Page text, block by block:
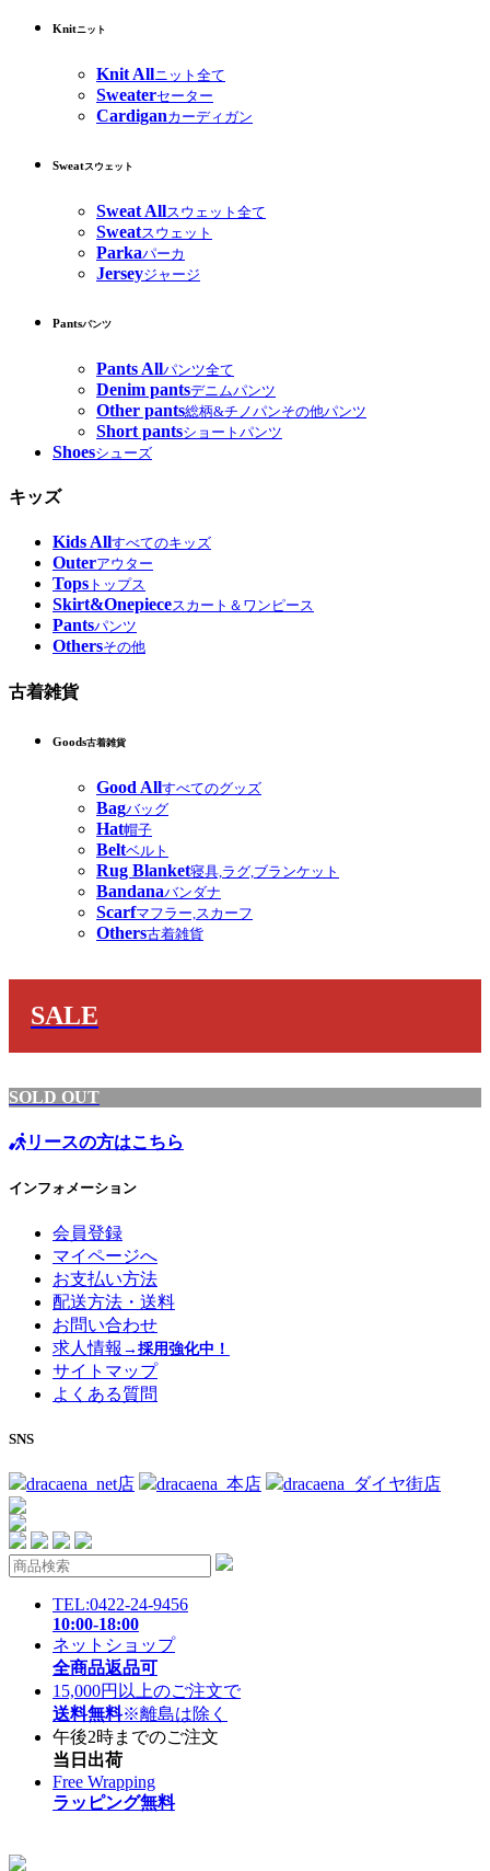
Knitニット
Knit Allニット全て
Sweaterセーター
Cardiganカーディガン
Sweatスウェット
Sweat Allスウェット全て
Sweatスウェット
Parkaパーカ
Jerseyジャージ
Pantsパンツ
Pants Allパンツ全て
Denim pantsデニムパンツ
Other pants総柄&チノパンその他パンツ
Short pantsショートパンツ
Shoesシューズ
キッズ
Kids Allすべてのキッズ
Outerアウター
Tops トップス
Skirt&Onepieceスカート＆ワンピース
Pantsパンツ
Othersその他
古着雑貨
Goods古着雑貨
Good Allすべてのグッズ
Bagバッグ
Hat帽子
Beltベルト
Rug Blanket寝具,ラグ,ブランケット
Bandanaバンダナ
Scarfマフラー,スカーフ
Others古着雑貨
SALE
SOLD OUT
リースの方はこちら
インフォメーション
会員登録
マイページへ
お支払い方法
配送方法・送料
お問い合わせ
求人情報 →採用強化中！
サイトマップ
よくある質問
SNS
dracaena_net店 dracaena_本店 dracaena_ダイヤ街店
TEL:0422-24-9456
10:00-18:00
ネットショップ
全商品返品可
15,000円以上のご注文で
送料無料※離島は除く
午後2時までのご注文
当日出荷
Free Wrapping
ラッピング無料